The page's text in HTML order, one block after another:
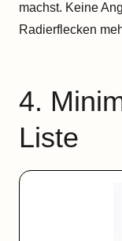
machst. Keine
Radierflecken
4.
Liste